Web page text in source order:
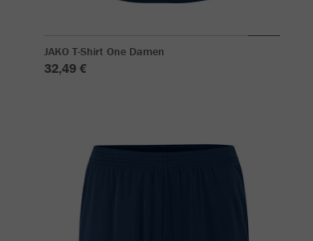
JAKO T-Shirt One Damen
32,49 €